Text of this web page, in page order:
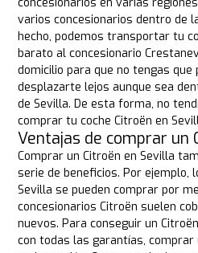
varios concesionarios dentro de
hecho, podemos transportar tu
barato al concesionario
domicilio para que no tengas
desplazarte lejos aunque sea
de Sevilla. De esta forma, no
comprar tu coche Citroën en
Ventajas de comprar un
Comprar un Citroën en Sevilla
serie de beneficios. Por ejemplo,
Sevilla se pueden comprar por
concesionarios Citroën suelen
nuevos. Para conseguir un
con todas las garantías, comprar